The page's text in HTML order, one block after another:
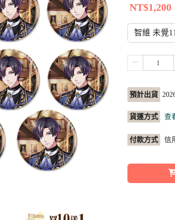
NT$1,200
預計出貨
貨運方式 查
付款方式 信